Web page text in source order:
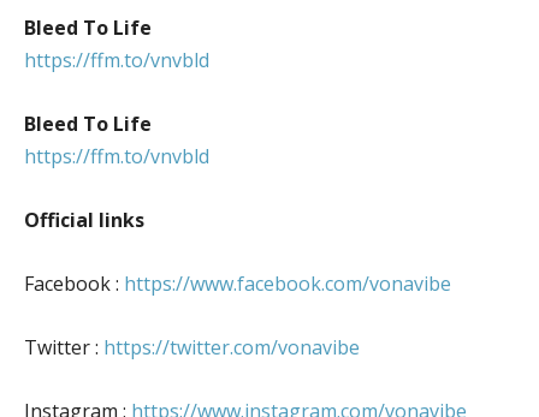
Bleed To Life
https://ffm.to/vnvbld
Bleed To Life
https://ffm.to/vnvbld
Official links
Facebook : https://www.facebook.com/vonavibe
Twitter : https://twitter.com/vonavibe
Instagram : https://www.instagram.com/vonavibe